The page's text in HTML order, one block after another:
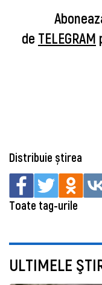
de TELEGRAM
Distribuie știrea
Toate tag-urile
ULTIMELE